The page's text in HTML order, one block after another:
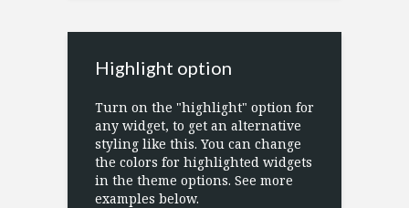
Highlight option
Turn on the "highlight" option for
any widget, to get an alternative
styling like this. You can change
the colors for highlighted widgets
in the theme options. See more
examples below.